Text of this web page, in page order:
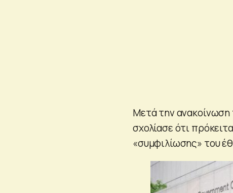
Μετά την ανακοίνωση
σχολίασε ότι
«συμφιλίωσης» του